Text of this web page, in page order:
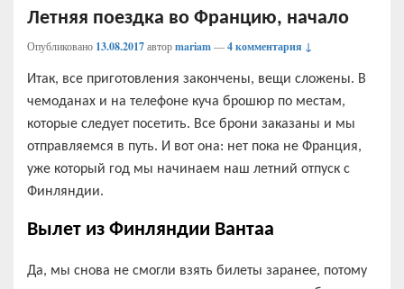
Летняя поездка во Францию, начало
Опубликовано 13.08.2017авторmariam—4 комментария ↓
Итак, все приготовления закончены, вещи сложены. В
чемоданах и на телефоне куча брошюр по местам,
которые следует посетить. Все брони заказаны и мы
отправляемся в путь. И вот она: нет пока не Франция,
уже который год мы начинаем наш летний отпуск с
Финляндии.
Вылет из Финляндии Вантаа
Да, мы снова не смогли взять билеты заранее, потому